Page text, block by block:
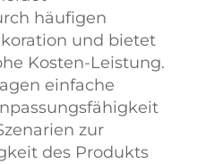
häufigen
und bietet
Kosten-Leistung.
einfache
zur
des Produkts